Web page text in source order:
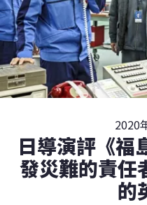
2020
日導演評《福
發災難的責任
的